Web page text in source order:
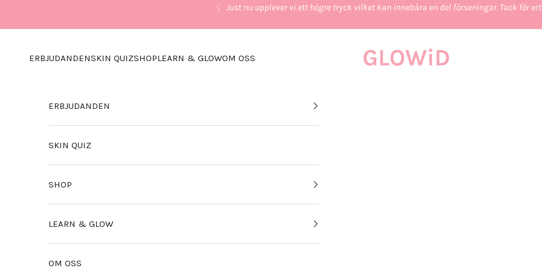
Föregående
Just nu upplever vi ett högre tryck vilket kan innebära en del förseningar. Tack för
GLOWiD
ERBJUDANDENSKIN QUIZSHOPLEARN & GLOWOM OSS
ERBJUDANDEN
SKIN QUIZ
SHOP
LEARN & GLOW
OM OSS